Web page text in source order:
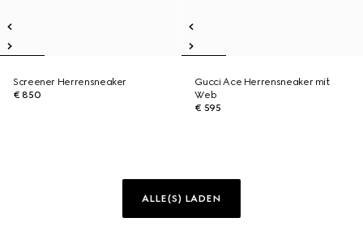
Screener Herrensneaker
€ 850
Gucci Ace Herrensneaker mit
Web
€ 595
ALLE(S) LADEN